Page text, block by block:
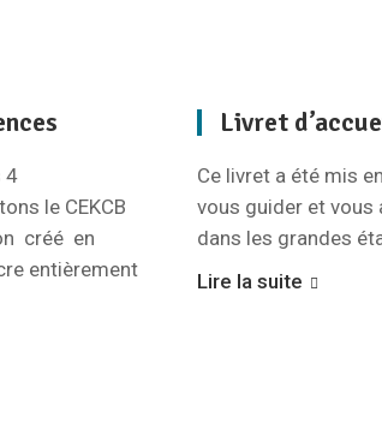
4
le CEKCB
créé en
entièrement
Livret
Ce livret a été mis
vous guider et vous
dans les grandes
Lire la suite